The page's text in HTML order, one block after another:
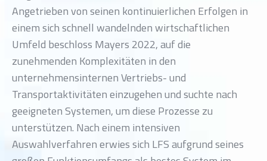
Angetrieben von seinen kontinuierlichen Erfolgen in
einem sich schnell wandelnden wirtschaftlichen
Umfeld beschloss Mayers 2022, auf die
zunehmenden Komplexitäten in den
unternehmensinternen Vertriebs- und
Transportaktivitäten einzugehen und suchte nach
geeigneten Systemen, um diese Prozesse zu
unterstützen. Nach einem intensiven
Auswahlverfahren erwies sich LFS aufgrund seines